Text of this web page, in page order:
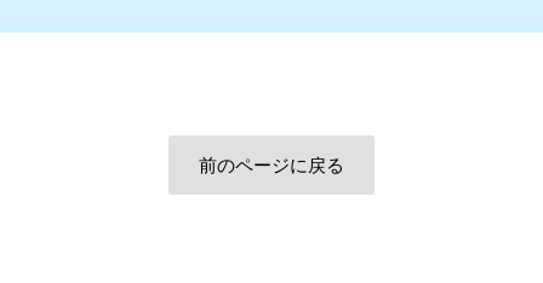
前のページに戻る